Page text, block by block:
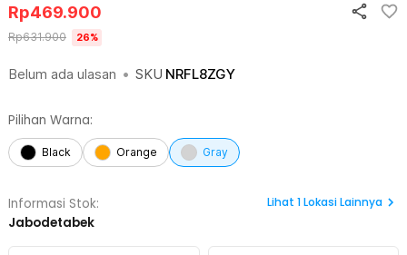
Belum ada ulasan • SKU NRFL8ZGY
Rp469.900
Rp631.900 26%
Pilihan Warna:
Black Orange Gray
Informasi Stok:
Jabodetabek
Lihat 1Lokasi Lainnya